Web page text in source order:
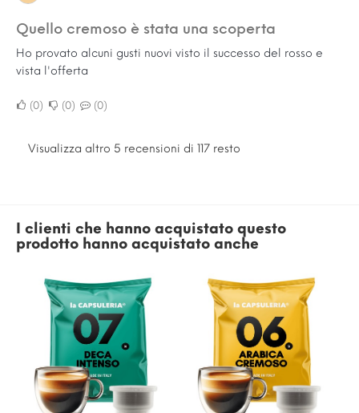
Quello cremoso è stata una scoperta
Ho provato alcuni gusti nuovi visto il successo del rosso e
vista l'offerta
0 0 0
Visualizza altro 5 recensioni di 117 resto
I clienti che hanno acquistato questo
prodotto hanno acquistato anche